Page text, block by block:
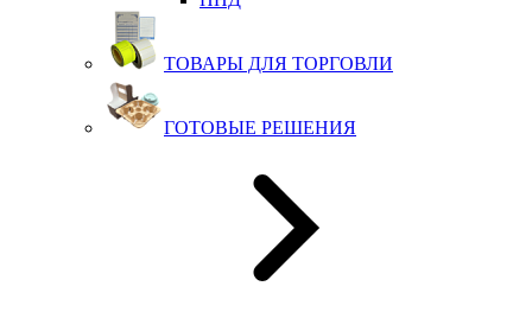
ТОВАРЫ ДЛЯ ТОРГОВЛИ
ГОТОВЫЕ РЕШЕНИЯ